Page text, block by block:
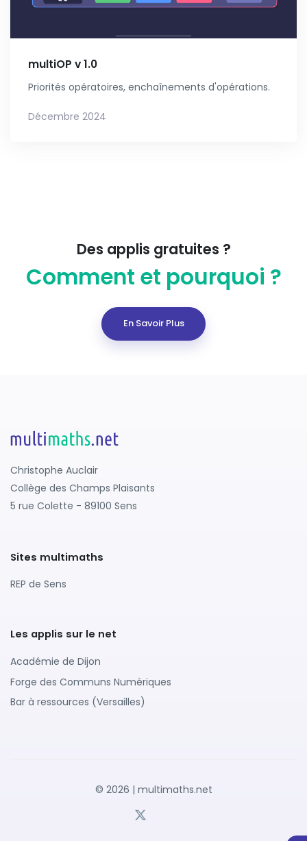
multiOP v 1.0
Priorités opératoires, enchaînements d'opérations.
Décembre 2024
Des applis gratuites ?
Comment et pourquoi ?
En Savoir Plus
Christophe Auclair
Collège des Champs Plaisants
5 rue Colette - 89100 Sens
Sites multimaths
REP de Sens
Les applis sur le net
Académie de Dijon
Forge des Communs Numériques
Bar à ressources (Versailles)
© 2026 | multimaths.net